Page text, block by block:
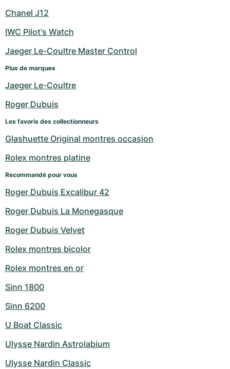
Chanel J12
IWC Pilot's Watch
Jaeger Le-Coultre Master Control
Plus de marques
Jaeger Le-Coultre
Roger Dubuis
Les favoris des collectionneurs
Glashuette Original montres occasion
Rolex montres platine
Recommandé pour vous
Roger Dubuis Excalibur 42
Roger Dubuis La Monegasque
Roger Dubuis Velvet
Rolex montres bicolor
Rolex montres en or
Sinn 1800
Sinn 6200
U Boat Classic
Ulysse Nardin Astrolabium
Ulysse Nardin Classic